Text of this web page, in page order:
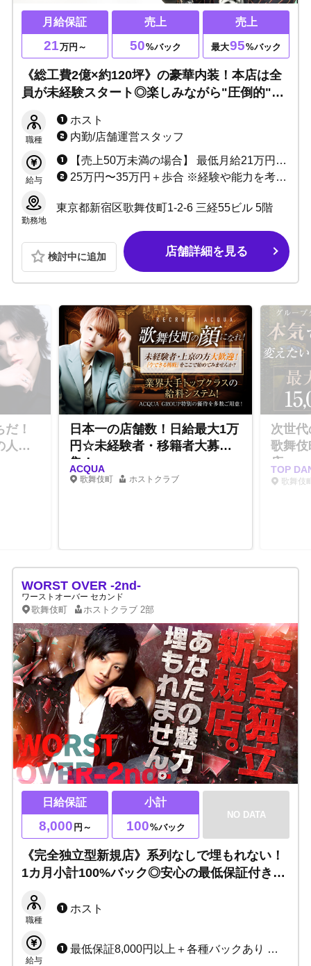
月給保証
21万円～
売上
50%バック
売上
最大95%バック
《総工費2億×約120坪》の豪華内装！本店は全
員が未経験スタート◎楽しみながら"圧倒的"に
職種
ホスト
内勤/店舗運営スタッフ
給与
【売上50万未満の場合】 最低月給21万円+売上50%バック+指名ポイントバック＋各種賞金 【売上50万以上の場合】 売上最低50%〜最大94.7%バック+指名ポイントバック+ボーナス＋各種賞金
25万円〜35万円＋歩合 ※経験や能力を考慮して決定致します
勤務地
東京都新宿区歌舞伎町1-2-6 三経55ビル 5階
検討中に追加 店舗詳細を見る
！
人気
日本一の店舗数！日給最大1万
円☆未経験者・移籍者大募
集！
ACQUA
歌舞伎町 ホストクラブ
次世
歌舞
店
TOP
歌舞伎
WORST OVER -2nd-
ワーストオーバー セカンド
歌舞伎町 ホストクラブ 2部
日給保証
8,000 円～
小計
100%バック
NO DATA
《完全独立型新規店》系列なしで埋もれない！
1カ月小計100%バック◎安心の最低保証付き◎
職種
ホスト
給与
最低保証8,000円以上＋各種バックあり ◆賞金あり （指名本数、ボトルバックなど）